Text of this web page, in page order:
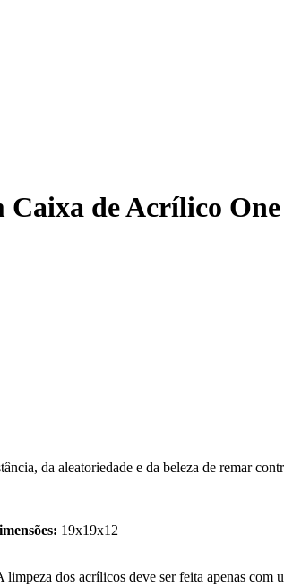
de Acrílico
da aleatoriedade e da beleza de remar
19x19x12
dos acrílicos deve ser feita apenas com